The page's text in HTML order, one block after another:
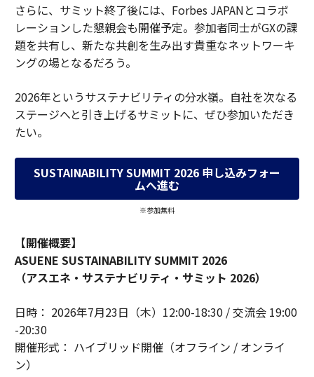
さらに、サミット終了後には、Forbes JAPANとコラボ
レーションした懇親会も開催予定。参加者同士がGXの課
題を共有し、新たな共創を生み出す貴重なネットワーキ
ングの場となるだろう。
2026年というサステナビリティの分水嶺。自社を次なる
ステージへと引き上げるサミットに、ぜひ参加いただき
たい。
SUSTAINABILITY SUMMIT 2026 申し込みフォー
ムへ進む
※参加無料
【開催概要】
ASUENE SUSTAINABILITY SUMMIT 2026
（アスエネ・サステナビリティ・サミット 2026）
日時： 2026年7月23日（木）12:00-18:30 / 交流会 19:00
-20:30
開催形式： ハイブリッド開催（オフライン / オンライ
ン）